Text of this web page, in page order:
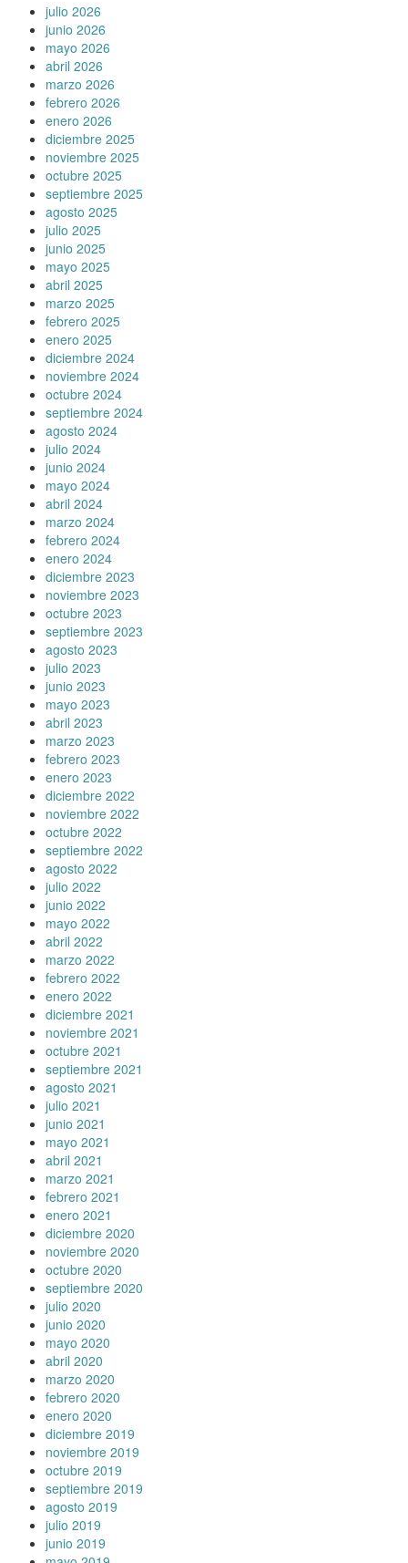
julio 2026
junio 2026
mayo 2026
abril 2026
marzo 2026
febrero 2026
enero 2026
diciembre 2025
noviembre 2025
octubre 2025
septiembre 2025
agosto 2025
julio 2025
junio 2025
mayo 2025
abril 2025
marzo 2025
febrero 2025
enero 2025
diciembre 2024
noviembre 2024
octubre 2024
septiembre 2024
agosto 2024
julio 2024
junio 2024
mayo 2024
abril 2024
marzo 2024
febrero 2024
enero 2024
diciembre 2023
noviembre 2023
octubre 2023
septiembre 2023
agosto 2023
julio 2023
junio 2023
mayo 2023
abril 2023
marzo 2023
febrero 2023
enero 2023
diciembre 2022
noviembre 2022
octubre 2022
septiembre 2022
agosto 2022
julio 2022
junio 2022
mayo 2022
abril 2022
marzo 2022
febrero 2022
enero 2022
diciembre 2021
noviembre 2021
octubre 2021
septiembre 2021
agosto 2021
julio 2021
junio 2021
mayo 2021
abril 2021
marzo 2021
febrero 2021
enero 2021
diciembre 2020
noviembre 2020
octubre 2020
septiembre 2020
julio 2020
junio 2020
mayo 2020
abril 2020
marzo 2020
febrero 2020
enero 2020
diciembre 2019
noviembre 2019
octubre 2019
septiembre 2019
agosto 2019
julio 2019
junio 2019